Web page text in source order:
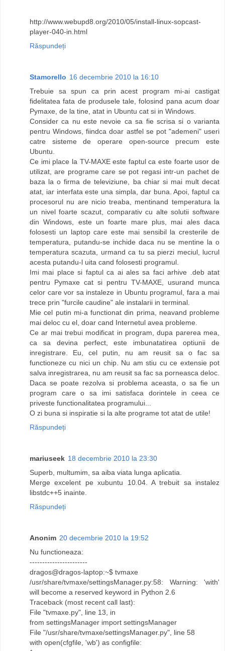
http://www.webupd8.org/2010/05/install-linux-sopcast-
player-040-in.html
Răspundeți
Stamorello 16 decembrie 2010 la 16:10
Trebuie sa spun ca prin acest program mi-ai castigat
fidelitatea fata de produsele tale, folosind pana acum doar
Pymaxe, de la tine, atat in Ubuntu cat si in Windows.
Consider ca nu este nevoie ca sa fie scrisa si o varianta
pentru Windows, fiindca doar astfel se pot "ademeni" useri
catre sisteme de operare open-source precum este
Ubuntu.
Ce imi place la TV-MAXE este faptul ca este foarte usor de
utilizat, are programe care se pot regasi intr-un pachet de
baza la o firma de televiziune, ba chiar si mai mult decat
atat, iar interfata este una simpla, dar buna. Apoi, faptul ca
procesorul nu are nicio treaba, mentinand temperatura la
un nivel foarte scazut, comparativ cu alte solutii software
din Windows, este un foarte mare plus, mai ales daca
folosesti un laptop care este mai sensibil la cresterile de
temperatura, putandu-se inchide daca nu se mentine la o
temperatura scazuta, urmand ca tu sa pierzi meciul, lucrul
acesta putandu-l uita cand folosesti programul.
Imi mai place si faptul ca ai ales sa faci arhive .deb atat
pentru Pymaxe cat si pentru TV-MAXE, usurand munca
celor care vor sa instaleze in Ubuntu programul, fara a mai
trece prin "furcile caudine" ale instalarii in terminal.
Mie cel putin mi-a functionat din prima, neavand probleme
mai deloc cu el, doar cand Internetul avea probleme.
Ce ar mai trebui modificat in program, dupa parerea mea,
ca sa devina perfect, este imbunatatirea optiunii de
inregistrare. Eu, cel putin, nu am reusit sa o fac sa
functioneze cu nici un chip. Nu am stiu cu ce extensie pot
salva inregistrarea, nu am reusit sa fac sa porneasca deloc.
Daca se poate rezolva si problema aceasta, o sa fie un
program care o sa imi satisfaca dorintele in ceea ce
priveste functionalitatea programului...
O zi buna si inspiratie si la alte programe tot atat de utile!
Răspundeți
mariuseek 18 decembrie 2010 la 23:30
Superb, multumim, sa aiba viata lunga aplicatia.
Merge excelent pe xubuntu 10.04. A trebuit sa instalez
libstdc++5 inainte.
Răspundeți
Anonim 20 decembrie 2010 la 19:52
Nu functioneaza:
-----------------------
dragos@dragos-laptop:~$ tvmaxe
/usr/share/tvmaxe/settingsManager.py:58: Warning: 'with'
will become a reserved keyword in Python 2.6
Traceback (most recent call last):
File "tvmaxe.py", line 13, in
from settingsManager import settingsManager
File "/usr/share/tvmaxe/settingsManager.py", line 58
with open(cfgfile, 'wb') as configfile: